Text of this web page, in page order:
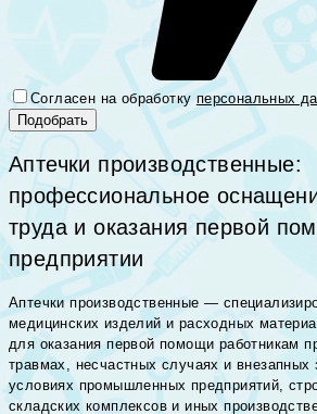
Согласен на обработкуперсональных
Аптечки производственные:
профессиональное
труда и оказания первой
предприятии
Аптечки производственные —
медицинских изделий и расходных
для оказания первой помощи работникам
травмах, несчастных случаях и внезапных
условиях промышленных предприятий,
складских комплексов и иных